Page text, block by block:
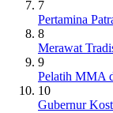
7
Pertamina
8
Merawat
9
Pelatih MMA
10
Gubernur